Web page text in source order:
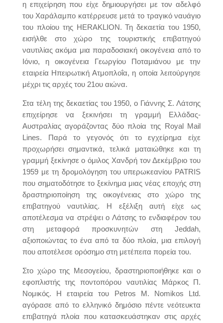
η επιχείρηση που είχε δημιουργήσει με τον αδελφό
του Χαράλαμπο κατέρρευσε μετά το τραγικό ναυάγιο
του πλοίου της HERAKLION. Τη δεκαετία του 1950,
εισήλθε στο χώρο της τουριστικής επιβατηγού
ναυτιλίας ακόμα μια παραδοσιακή οικογένεια από το
Ιόνιο, η οικογένεια Γεωργίου Ποταμιάνου με την
εταιρεία Ηπειρωτική Ατμοπλοΐα, η οποία λειτούργησε
μέχρι τις αρχές του 21ου αιώνα.
Στα τέλη της δεκαετίας του 1950, ο Γιάννης Σ. Λάτσης
επιχείρησε να ξεκινήσει τη γραμμή Ελλάδας-
Αυστραλίας αγοράζοντας δύο πλοία της Royal Mail
Lines. Παρά το γεγονός ότι το εγχείρημα είχε
προχωρήσει σημαντικά, τελικά ματαιώθηκε και τη
γραμμή ξεκίνησε ο όμιλος Χανδρή τον Δεκέμβριο του
1959 με τη δρομολόγηση του υπερωκεανίου PATRIS
που σηματοδότησε το ξεκίνημα μιας νέας εποχής στη
δραστηριοποίηση της οικογένειας στο χώρο της
επιβατηγού ναυτιλίας. Η εξέλιξη αυτή είχε ως
αποτέλεσμα να στρέψει ο Λάτσης το ενδιαφέρον του
στη μεταφορά προσκυνητών στη Jeddah,
αξιοποιώντας το ένα από τα δύο πλοία, μια επιλογή
που αποτέλεσε ορόσημο στη μετέπειτα πορεία του.
Στο χώρο της Μεσογείου, δραστηριοποιήθηκε και ο
εφοπλιστής της ποντοπόρου ναυτιλίας Μάρκος Π.
Νομικός. Η εταιρεία του Petros M. Nomikos Ltd.
αγόρασε από το ελληνικό δημόσιο πέντε νεότευκτα
επιβατηγά πλοία που κατασκευάστηκαν στις αρχές